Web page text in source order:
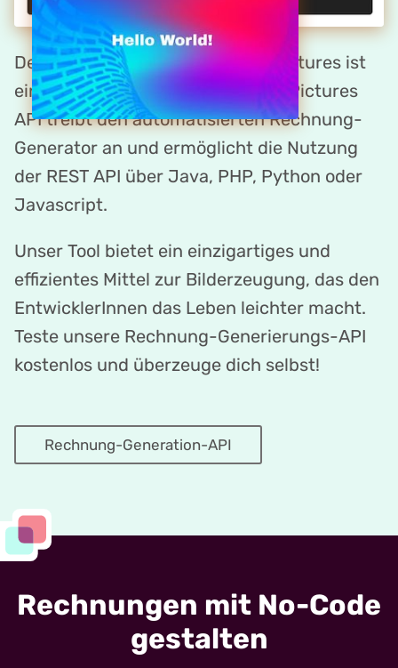
Der Rechnung-Maker von DynaPictures ist
eine API-first Plattform. Die DynaPictures
API treibt den automatisierten Rechnung-
Generator an und ermöglicht die Nutzung
der REST API über Java, PHP, Python oder
Javascript.
Unser Tool bietet ein einzigartiges und
effizientes Mittel zur Bilderzeugung, das den
EntwicklerInnen das Leben leichter macht.
Teste unsere Rechnung-Generierungs-API
kostenlos und überzeuge dich selbst!
Rechnung-Generation-API
Rechnungen mit No-Code
gestalten